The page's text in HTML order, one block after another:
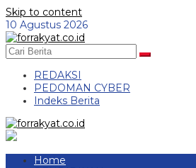
Skip to content
10 Agustus 2026
REDAKSI
PEDOMAN CYBER
Indeks Berita
Home